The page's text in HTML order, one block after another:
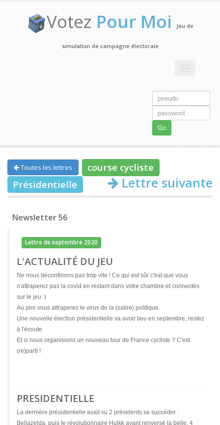
Votez Pour Moi Jeu de
simulation de campagne électorale
Go
Toutes les lettres
course cycliste
Présidentielle
Lettre suivante
Newsletter 56
Lettre de septembre 2020
L'ACTUALITÉ DU JEU
Ne nous déconfinons pas trop vite ! Ce qui est sûr c'est que vous
n'attraperez pas la covid en restant dans votre chambre et connectés
sur le jeu :)
Au pire vous attraperez le virus de la (satire) politique.
Une nouvelle élection présidentielle va avoir lieu en septembre, restez
à l'écoute
Et si nous organisions un nouveau tour de France cycliste ? C'est
(re)parti !
PRESIDENTIELLE
La dernière présidentielle avait vu 2 présidents se succéder :
Bellazelda, puis le révolutionnaire Hulkk ayant renversé la belle. 4